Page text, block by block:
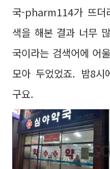
국-pharm114가 뜨더
색을 해본 결과 너무
국이라는 검색어에 어
모아 두었었죠. 밤8시
구요.